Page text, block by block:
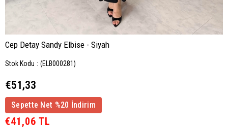
Cep Detay Sandy Elbise - Siyah
Stok Kodu (ELB000281)
€51,33
Sepette Net %20 İndirim
€41,06 TL